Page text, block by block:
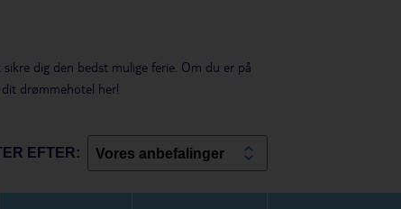
dig den bedst mulige ferie. Om du er på
drømmehotel her!
EFTER: Vores anbefalinger